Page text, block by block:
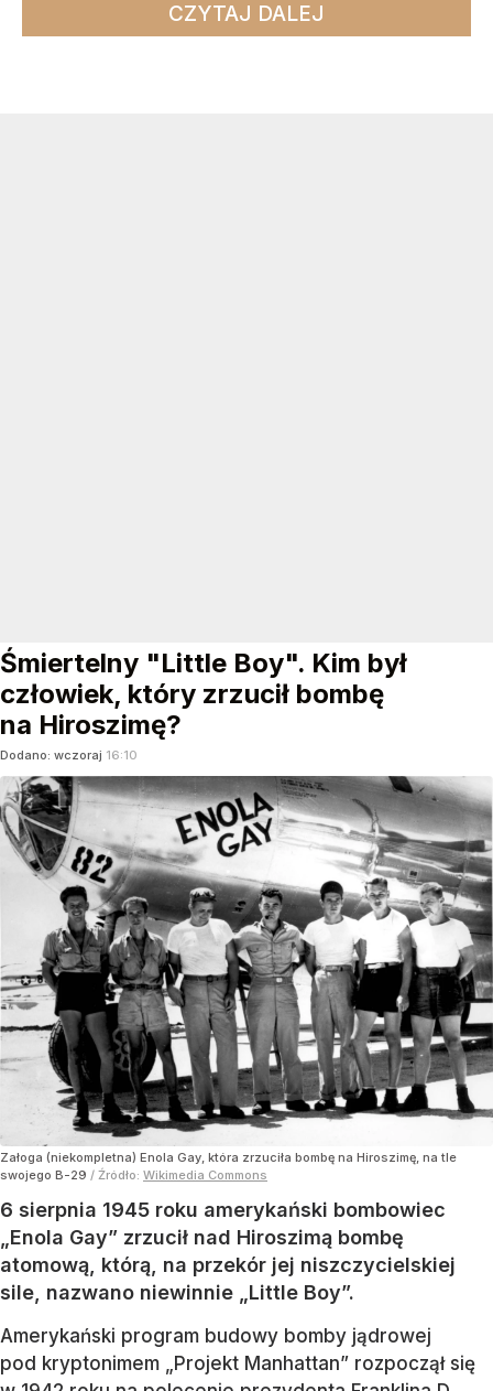
CZYTAJ DALEJ
Śmiertelny "Little Boy". Kim był
człowiek, który zrzucił bombę
na Hiroszimę?
Dodano: wczoraj 16:10
Załoga (niekompletna) Enola Gay, która zrzuciła bombę na Hiroszimę, na tle
swojego B-29 / Źródło: Wikimedia Commons
6 sierpnia 1945 roku amerykański bombowiec
„Enola Gay” zrzucił nad Hiroszimą bombę
atomową, którą, na przekór jej niszczycielskiej
sile, nazwano niewinnie „Little Boy”.
Amerykański program budowy bomby jądrowej
pod kryptonimem „Projekt Manhattan” rozpoczął się